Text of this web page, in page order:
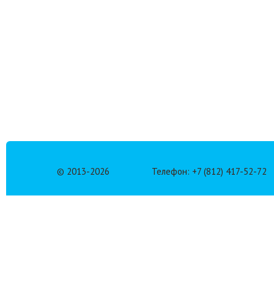
© 2013-2026 Телефон: +7 (812) 417-52-72